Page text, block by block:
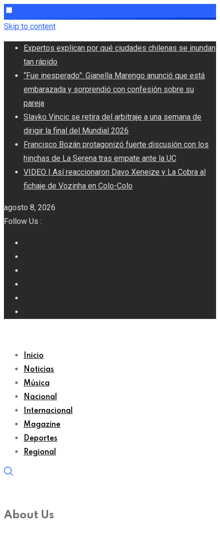
Skip to content
Expertos explican por qué ciudades chilenas se inundan
tan rápido
“Fue inesperado”: Gianella Marengo anunció que está
embarazada y sorprendió con confesión sobre su
pareja
Slavko Vincic se retira del arbitraje a una semana de
dirigir la final del Mundial 2026
Francisco Bozán protagonizó fuerte discusión con los
hinchas de La Serena tras empate ante la UC
VIDEO | Así reaccionaron Davo Xeneize y La Cobra al
fichaje de Vozinha en Colo-Colo
agosto 8, 2026
Follow Us :
Inicio
Noticias
Música
Nacional
Internacional
Magazine
Deportes
Regional
About Us